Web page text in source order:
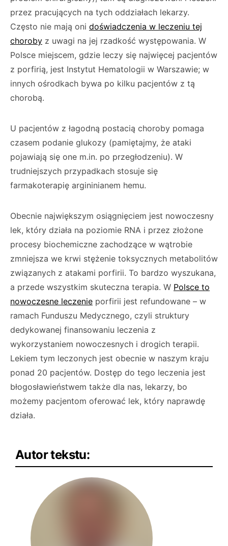
przez pracujących na tych oddziałach lekarzy.
Często nie mają oni doświadczenia w leczeniu tej
choroby z uwagi na jej rzadkość występowania. W
Polsce miejscem, gdzie leczy się najwięcej pacjentów
z porfirią, jest Instytut Hematologii w Warszawie; w
innych ośrodkach bywa po kilku pacjentów z tą
chorobą.
U pacjentów z łagodną postacią choroby pomaga
czasem podanie glukozy (pamiętajmy, że ataki
pojawiają się one m.in. po przegłodzeniu). W
trudniejszych przypadkach stosuje się
farmakoterapię argininianem hemu.
Obecnie największym osiągnięciem jest nowoczesny
lek, który działa na poziomie RNA i przez złożone
procesy biochemiczne zachodzące w wątrobie
zmniejsza we krwi stężenie toksycznych metabolitów
związanych z atakami porfirii. To bardzo wyszukana,
a przede wszystkim skuteczna terapia. W Polsce to
nowoczesne leczenie porfirii jest refundowane – w
ramach Funduszu Medycznego, czyli struktury
dedykowanej finansowaniu leczenia z
wykorzystaniem nowoczesnych i drogich terapii.
Lekiem tym leczonych jest obecnie w naszym kraju
ponad 20 pacjentów. Dostęp do tego leczenia jest
błogosławieństwem także dla nas, lekarzy, bo
możemy pacjentom oferować lek, który naprawdę
działa.
Autor tekstu: